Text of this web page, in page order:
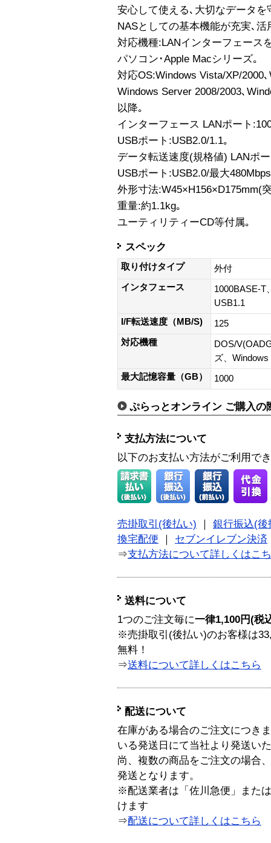
安心して使える､大切なデータ
NASとしての基本機能が充実､
対応機種:LANインターフェース
パソコン･Apple Macシリーズ｡
対応OS:Windows Vista/XP/2000
Windows Server 2008/2003､
以降｡
インターフェース LANポート
USBポート:USB2.0/1.1｡
データ転送速度(規格値) LANポ
USBポート:USB2.0/最大
外形寸法:W45×H156×D175mm(
重量:約1.1kg｡
ユーティリティーCD等付属｡
スペック
取り付けタイプ
外付
インタフェース
1000BASE-T
USB1.1
I/F転送速度（MB/S)
125
対応機種
DOS/
ズ、Windows
最大記憶容量（GB）
1000
ぷらっとオンライン ご購入の
支払方法について
以下のお支払い方法がご利用で
売掛取引(後払い) ｜ 銀行振込(後
換宅配便 ｜ セブンイレブン決済
⇒支払方法について詳しくはこ
送料について
1つのご注文毎に一律1,100円(税
※売掛取引(後払い)のお客様は
無料！
⇒送料について詳しくはこちら
配送について
在庫がある場合のご注文につき
いる発送日にて当社より発送い
尚、複数の商品をご注文の場合
発送となります。
※配送業者は「佐川急便」また
けます
⇒配送について詳しくはこちら